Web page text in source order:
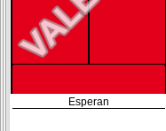
Esperan